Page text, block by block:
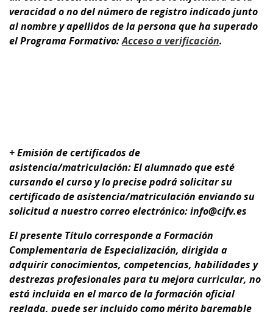
veracidad o no del número de registro indicado junto
al nombre y apellidos de la persona que ha superado
el Programa Formativo:Acceso a verificación.
+ Emisión de certificados de
asistencia/matriculación: El alumnado que esté
cursando el curso y lo precise podrá solicitar su
certificado de asistencia/matriculación enviando su
solicitud a nuestro correo electrónico: info@cifv.es
El presente Título corresponde aFormación
Complementaria de Especialización, dirigida a
adquirir conocimientos, competencias, habilidades y
destrezas profesionales para tumejora curricular, no
está incluida en el marco de la formación oficial
reglada, puede ser incluido como mérito baremable